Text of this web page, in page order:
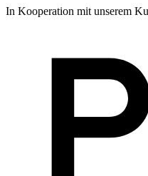
In Kooperation mit unserem